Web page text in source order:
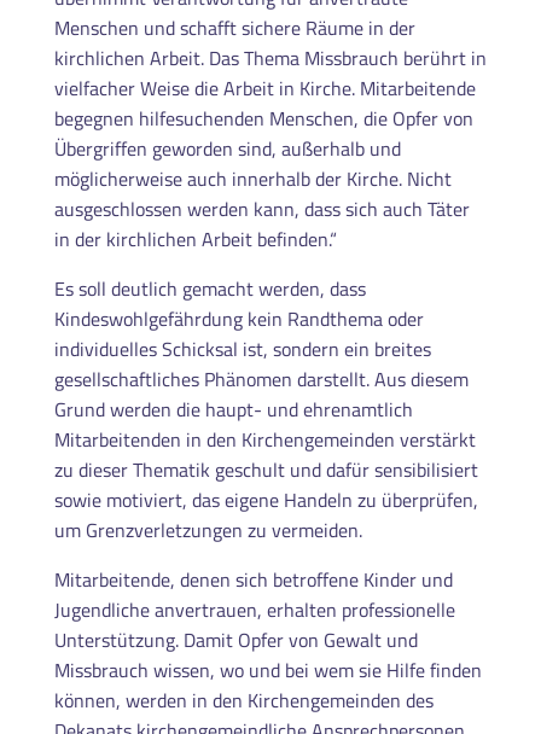
Menschen und schafft sichere Räume in der
kirchlichen Arbeit. Das Thema Missbrauch berührt in
vielfacher Weise die Arbeit in Kirche. Mitarbeitende
begegnen hilfesuchenden Menschen, die Opfer von
Übergriffen geworden sind, außerhalb und
möglicherweise auch innerhalb der Kirche. Nicht
ausgeschlossen werden kann, dass sich auch Täter
in der kirchlichen Arbeit befinden.“
Es soll deutlich gemacht werden, dass
Kindeswohlgefährdung kein Randthema oder
individuelles Schicksal ist, sondern ein breites
gesellschaftliches Phänomen darstellt. Aus diesem
Grund werden die haupt- und ehrenamtlich
Mitarbeitenden in den Kirchengemeinden verstärkt
zu dieser Thematik geschult und dafür sensibilisiert
sowie motiviert, das eigene Handeln zu überprüfen,
um Grenzverletzungen zu vermeiden.
Mitarbeitende, denen sich betroffene Kinder und
Jugendliche anvertrauen, erhalten professionelle
Unterstützung. Damit Opfer von Gewalt und
Missbrauch wissen, wo und bei wem sie Hilfe finden
können, werden in den Kirchengemeinden des